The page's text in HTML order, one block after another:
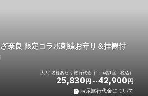
ざ奈良 限定コラボ刺繍お守り＆拝観付
大人1名様あたり 旅行代金（1～4名1室・税込）
25,830 円 42,900 円
表示旅行代金について